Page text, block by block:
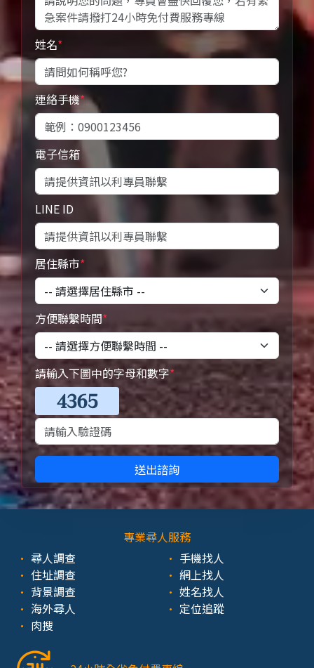
姓名*
連絡手機*
電子信箱
LINE ID
居住縣市*
方便聯繫時間*
請輸入下圖中的字母和數字*
送出諮詢
專業尋人服務
尋人調查
住址調查
背景調查
海外尋人
肉搜
手機找人
網上找人
姓名找人
定位追蹤